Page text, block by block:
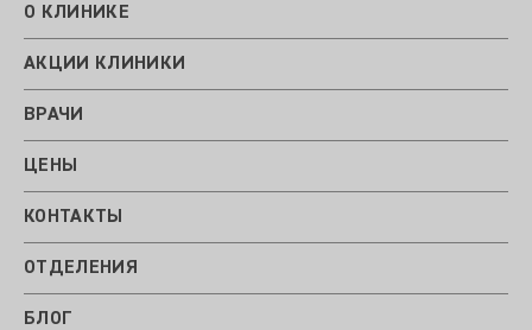
О КЛИНИКЕ
АКЦИИ КЛИНИКИ
ВРАЧИ
ЦЕНЫ
КОНТАКТЫ
ОТДЕЛЕНИЯ
БЛОГ